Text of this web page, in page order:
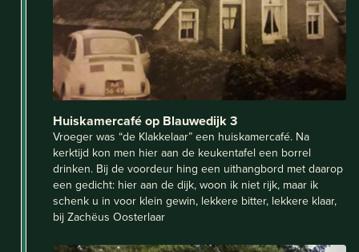
Huiskamercafé op Blauwedijk 3
Vroeger was “de Klakkelaar” een huiskamercafé. Na
kerktijd kon men hier aan de keukentafel een borrel
drinken. Bij de voordeur hing een uithangbord met daarop
een gedicht: hier aan de dijk, woon ik niet rijk, maar ik
schenk u in voor klein gewin, lekkere bitter, lekkere klaar,
bij Zachëus Oosterlaar